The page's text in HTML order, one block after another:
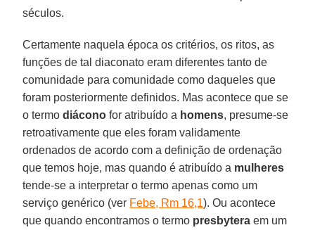
séculos.
Certamente naquela época os critérios, os ritos, as
funções de tal diaconato eram diferentes tanto de
comunidade para comunidade como daqueles que
foram posteriormente definidos. Mas acontece que se
o termodiácono for atribuído a homens, presume-se
retroativamente que eles foram validamente
ordenados de acordo com a definição de ordenação
que temos hoje, mas quando é atribuído a mulheres
tende-se a interpretar o termo apenas como um
serviço genérico (ver Febe, Rm 16,1). Ou acontece
que quando encontramos o termo presbytera em um